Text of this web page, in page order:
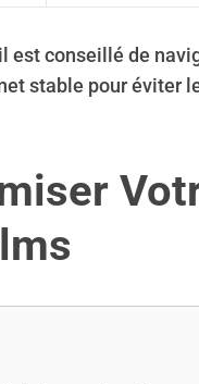
est conseillé de
stable pour éviter